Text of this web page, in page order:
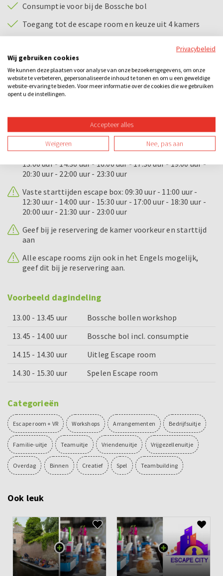
Consumptie voor bij de Bossche bol
Toegang tot de escape room en keuze uit 4 kamers
Bijzonderheden
Bossche bollen workshop
De workshop is ook in het Engels mogelijk, geef dit bij
je reservering aan.
Hierbij duurt de workshop 1,5 uur.
Escape room:
Vaste starttijden escape room: 10:00 uur - 11:30 uur -
13:00 uur - 14:30 uur - 16:00 uur - 17:30 uur - 19:00 uur -
20:30 uur - 22:00 uur - 23:30 uur
Vaste starttijden escape box: 09:30 uur - 11:00 uur -
12:30 uur - 14:00 uur - 15:30 uur - 17:00 uur - 18:30 uur -
20:00 uur - 21:30 uur - 23:00 uur
Geef bij je reservering de kamer voorkeur en starttijd
aan
Alle escape rooms zijn ook in het Engels mogelijk,
geef dit bij je reservering aan.
Voorbeeld dagindeling
13.00 - 13.45 uur
Bossche bollen workshop
13.45 - 14.00 uur
Bossche bol incl. consumptie
14.15 - 14.30 uur
Uitleg Escape room
14.30 - 15.30 uur
Spelen Escape room
Categorieën
Escape room + VR Workshops Arrangementen Bedrijfsuitje
Familie-uitje Teamuitje Vriendenuitje Vrijgezellenuitje
Overdag Binnen Creatief Spel Teambuilding
Ook leuk
Privacybeleid
Wij gebruiken cookies
We kunnen deze plaatsen voor analyse van onze bezoekersgegevens, om onze
website te verbeteren, gepersonaliseerde inhoud te tonen en om u een geweldige
website-ervaring te bieden. Voor meer informatie over de cookies die we gebruiken
opent u de instellingen.
Accepteer alles
Weigeren Nee, pas aan